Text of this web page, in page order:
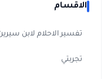
الاقسام
تفسير الاحلام لابن
تجربتي